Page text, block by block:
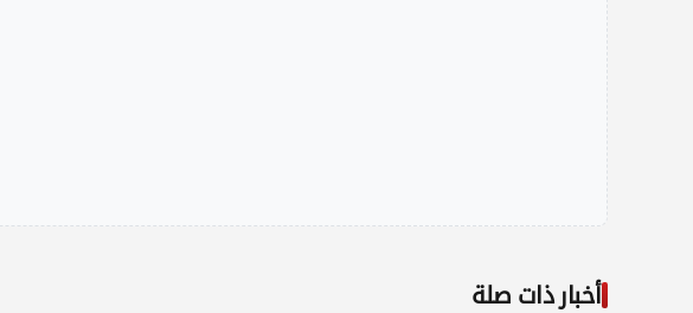
أخبار ذات صلة